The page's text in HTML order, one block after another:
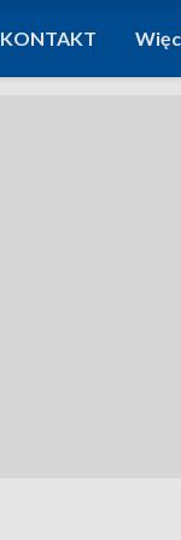
KONTAKT